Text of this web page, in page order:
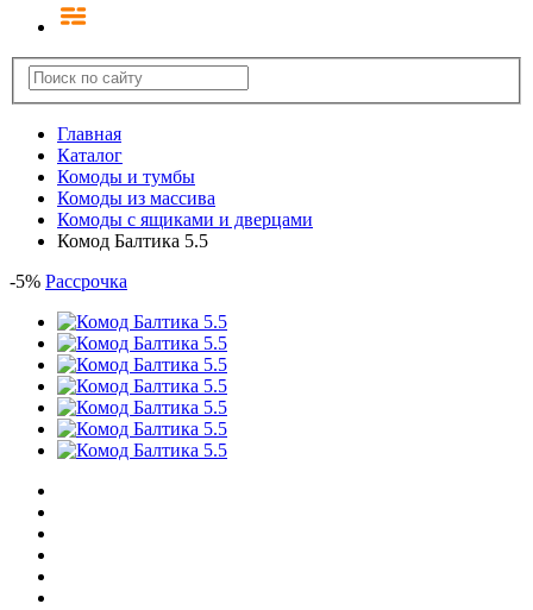
Главная
Каталог
Комоды и тумбы
Комоды из массива
Комоды с ящиками и дверцами
Комод Балтика 5.5
-5% Рассрочка